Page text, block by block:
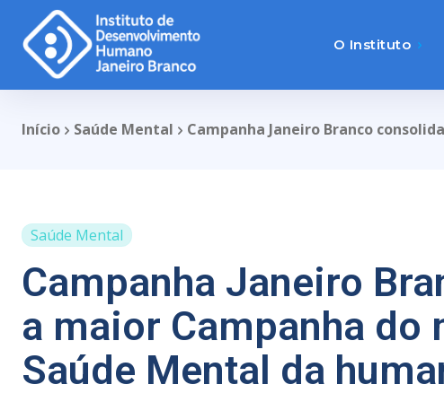
O Instituto
Início Saúde Mental Campanha Janeiro Branco
Saúde Mental
Campanha Janeiro
a maior Campanha do
Saúde Mental da